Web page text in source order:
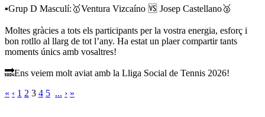
▪️Grup D Masculí:🥇Ventura Vizcaíno 🆚 Josep Castellano🥈
Moltes gràcies a tots els participants per la vostra energia, esforç i
bon rotllo al llarg de tot l’any. Ha estat un plaer compartir tants
moments únics amb vosaltres!
🔜Ens veiem molt aviat amb la Lliga Social de Tennis 2026!
« ‹ 1 2 3 4 5 ... › »